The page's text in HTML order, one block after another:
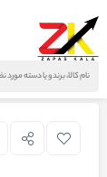
خانه لوازم بدنه